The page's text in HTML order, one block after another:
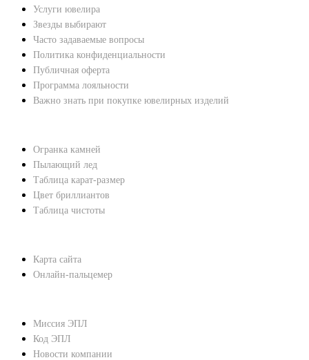
Услуги ювелира
Звезды выбирают
Часто задаваемые вопросы
Политика конфиденциальности
Публичная оферта
Программа лояльности
Важно знать при покупке ювелирных изделий
Огранка камней
Пылающий лед
Таблица карат-размер
Цвет бриллиантов
Таблица чистоты
Карта сайта
Онлайн-пальцемер
Миссия ЭПЛ
Код ЭПЛ
Новости компании